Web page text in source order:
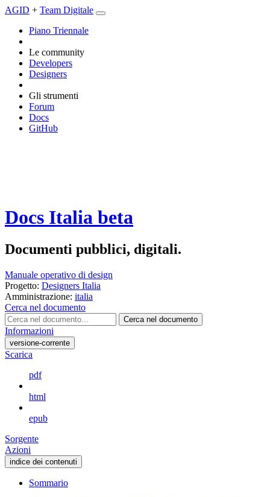
AGID + Team Digitale
Piano Triennale
Le community
Developers
Designers
Gli strumenti
Forum
Docs
GitHub
Docs Italia beta
Documenti pubblici, digitali.
Manuale operativo di design
Progetto: Designers Italia
Amministrazione: italia
Cerca nel documento
Cerca nel documento
Informazioni
versione-corrente
Scarica
pdf
html
epub
Sorgente
Azioni
indice dei contenuti
Sommario